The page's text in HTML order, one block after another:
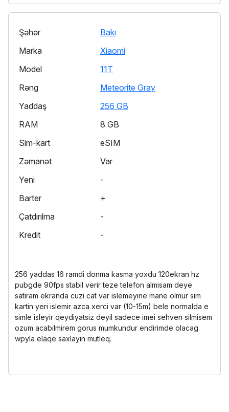
Şəhər
Bakı
Marka
Xiaomi
Model
11T
Rəng
Meteorite Gray
Yaddaş
256 GB
RAM
8 GB
Sim-kart
eSIM
Zəmanət
Var
Yeni
-
Barter
+
Çatdırılma
-
Kredit
-
256 yaddas 16 ramdi donma kasma yoxdu 120ekran hz
pubgde 90fps stabil verir teze telefon almisam deye
satiram ekranda cuzi cat var islemeyine mane olmur sim
kartin yeri islemir azca xerci var (10-15m) bele normalda e
simle isleyir qeydiyatsiz deyil sadece imei sehven silmisem
ozum acabilmirem gorus mumkundur endirimde olacag.
wpyla elaqe saxlayin mutleq.